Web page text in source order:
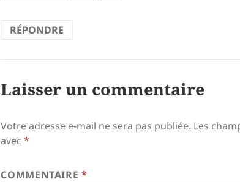
RÉPONDRE
Laisser un commentaire
Votre adresse e-mail ne sera pas publiée. Les
avec*
COMMENTAIRE*